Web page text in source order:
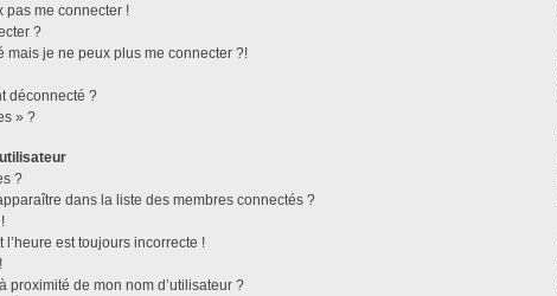
pas me connecter !
?
mais je ne peux plus me connecter ?!
déconnecté ?
» ?
?
dans la liste des membres connectés ?
est toujours incorrecte !
proximité de mon nom d’utilisateur ?